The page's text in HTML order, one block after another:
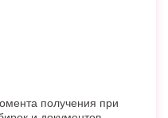
получения при